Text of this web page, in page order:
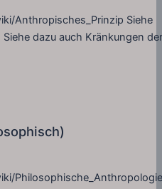
Anthropisches_Prinzip Siehe
dazu auch Kränkungen